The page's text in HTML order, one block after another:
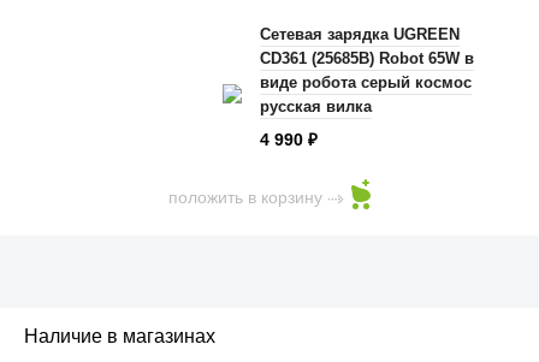
Сетевая зарядка UGREEN
CD361 (25685B) Robot 65W в
виде робота серый космос
русская вилка
4 990 ₽
положить в корзину
Наличие в магазинах